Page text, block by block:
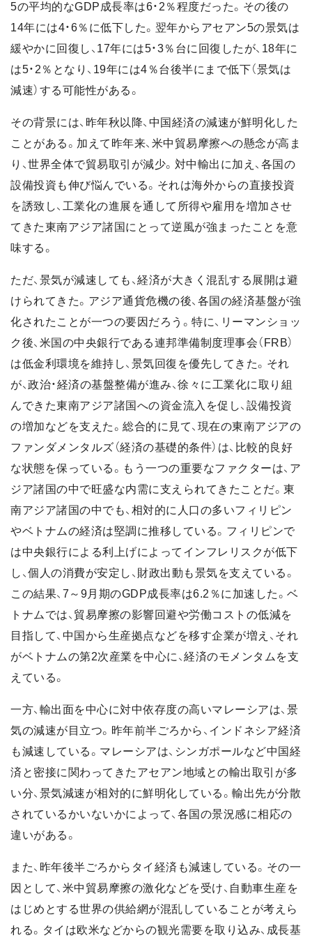
5の平均的なGDP成長率は6・2％程度だった。その後の
14年には4・6％に低下した。翌年からアセアン5の景気は
緩やかに回復し、17年には5・3％台に回復したが、18年に
は5・2％となり、19年には4％台後半にまで低下（景気は
減速）する可能性がある。
その背景には、昨年秋以降、中国経済の減速が鮮明化した
ことがある。加えて昨年来、米中貿易摩擦への懸念が高ま
り、世界全体で貿易取引が減少。対中輸出に加え、各国の
設備投資も伸び悩んでいる。それは海外からの直接投資
を誘致し、工業化の進展を通して所得や雇用を増加させ
てきた東南アジア諸国にとって逆風が強まったことを意
味する。
ただ、景気が減速しても、経済が大きく混乱する展開は避
けられてきた。アジア通貨危機の後、各国の経済基盤が強
化されたことが一つの要因だろう。特に、リーマンショッ
ク後、米国の中央銀行である連邦準備制度理事会（FRB）
は低金利環境を維持し、景気回復を優先してきた。それ
が、政治・経済の基盤整備が進み、徐々に工業化に取り組
んできた東南アジア諸国への資金流入を促し、設備投資
の増加などを支えた。総合的に見て、現在の東南アジアの
ファンダメンタルズ（経済の基礎的条件）は、比較的良好
な状態を保っている。もう一つの重要なファクターは、ア
ジア諸国の中で旺盛な内需に支えられてきたことだ。東
南アジア諸国の中でも、相対的に人口の多いフィリピン
やベトナムの経済は堅調に推移している。フィリピンで
は中央銀行による利上げによってインフレリスクが低下
し、個人の消費が安定し、財政出動も景気を支えている。
この結果、7～9月期のGDP成長率は6.2％に加速した。ベ
トナムでは、貿易摩擦の影響回避や労働コストの低減を
目指して、中国から生産拠点などを移す企業が増え、それ
がベトナムの第2次産業を中心に、経済のモメンタムを支
えている。
一方、輸出面を中心に対中依存度の高いマレーシアは、景
気の減速が目立つ。昨年前半ごろから、インドネシア経済
も減速している。マレーシアは、シンガポールなど中国経
済と密接に関わってきたアセアン地域との輸出取引が多
い分、景気減速が相対的に鮮明化している。輸出先が分散
されているかいないかによって、各国の景況感に相応の
違いがある。
また、昨年後半ごろからタイ経済も減速している。その一
因として、米中貿易摩擦の激化などを受け、自動車生産を
はじめとする世界の供給網が混乱していることが考えら
れる。タイは欧米などからの観光需要を取り込み、成長基